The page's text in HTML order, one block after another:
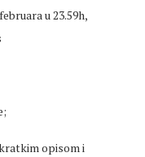
u 23.59h,
opisom i